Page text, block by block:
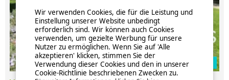
Zur Campingplatz Website
Wir verwenden Cookies, die für die Leistung und
Einstellung unserer Website unbedingt
erforderlich sind. Wir können auch Cookies
verwenden, um gezielte Werbung für unsere
Nutzer zu ermöglichen. Wenn Sie auf 'Alle
akzeptieren' klicken, stimmen Sie der
Verwendung dieser Cookies und den in unserer
Cookie-Richtlinie beschriebenen Zwecken zu.